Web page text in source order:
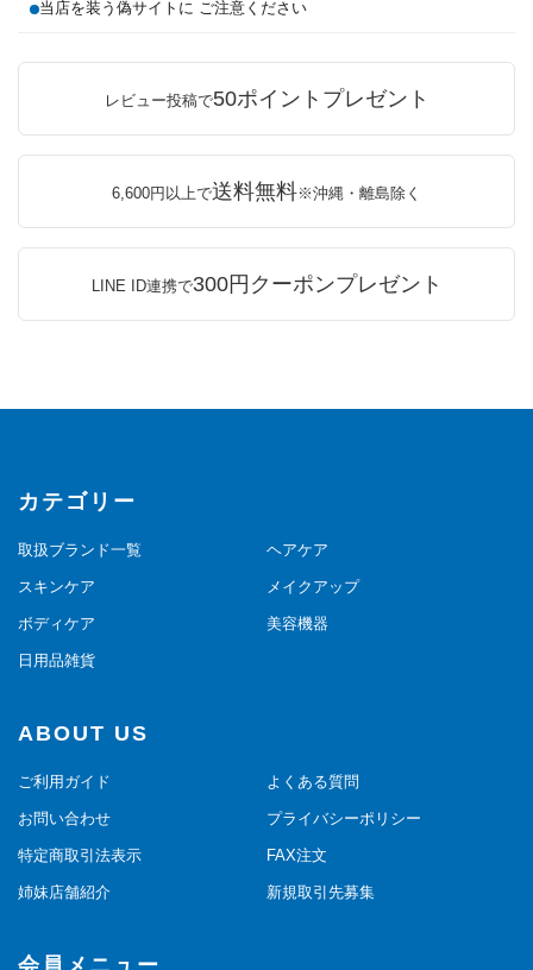
当店を装う偽サイトに ご注意ください
レビュー投稿で50ポイントプレゼント
6,600円以上で送料無料※沖縄・離島除く
LINE ID連携で300円クーポンプレゼント
カテゴリー
取扱ブランド一覧 ヘアケア
スキンケア メイクアップ
ボディケア 美容機器
日用品雑貨
ABOUT US
ご利用ガイド よくある質問
お問い合わせ プライバシーポリシー
特定商取引法表示 FAX注文
姉妹店舗紹介 新規取引先募集
会員メニュー